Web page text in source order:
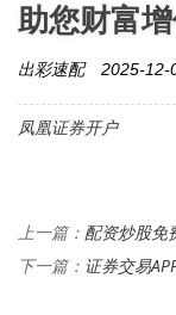
助您财富
出彩速配 2025-12-
凤凰证券开户
上一篇： 配资炒股免
下一篇： 证券交易